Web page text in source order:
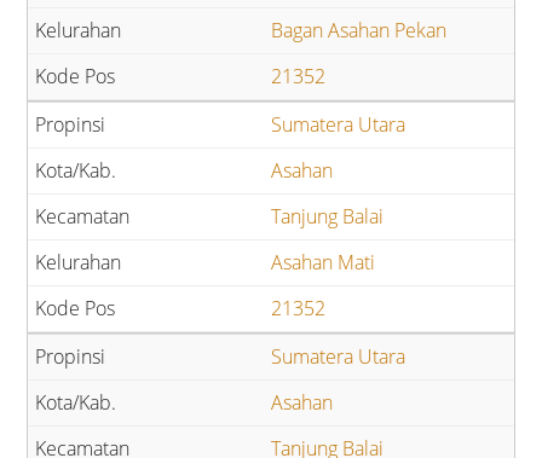
Bagan Asahan Pekan
21352
Sumatera Utara
Asahan
Tanjung Balai
Asahan Mati
21352
Sumatera Utara
Asahan
Tanjung Balai